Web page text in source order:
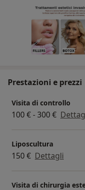
Prestazioni e prezzi
Visita di controllo
100 € - 300 €
Liposcultura
150 € Dettagli
Visita di chirurgia